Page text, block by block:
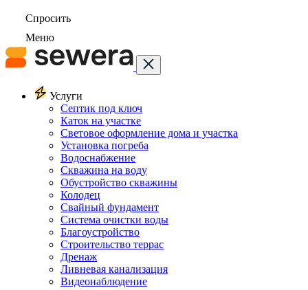
Спросить
Меню
Услуги
Септик под ключ
Каток на участке
Световое оформление дома и участка
Установка погреба
Водоснабжение
Скважина на воду
Обустройство скважины
Колодец
Свайный фундамент
Система очистки воды
Благоустройство
Строительство террас
Дренаж
Ливневая канализация
Видеонаблюдение